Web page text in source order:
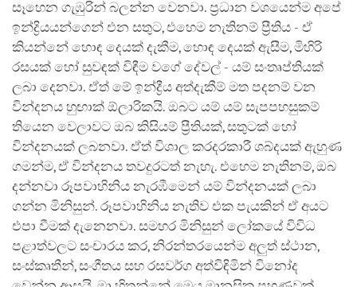
සෑහෙන ගැඹුරින් බලන්න වෙනවා. ප්‍රධාන වශයෙන්ම අපේ
ඉන්ද්‍රියයන්ගෙන් එන සතුට, එහෙම නැතිනම් ප්‍රීතිය - ඒ
කියන්නේ හොඳ දෙයක් දැකීම, හොඳ දෙයක් ඇසීම, මිහිරි
රසයක් හෝ සුවඳක් විඳීම වගේ දේවල් - යම් සංතෘප්තියක්
ලබා දෙනවා. ඒත් මේ ඉන්ද්‍රීය අත්දැකීම් මත පදනම් වන
වින්දනය හුඟාක් ඕලාරිකයි. ඔබට යම් යම් සැපපහසුකම්
තියෙන වෙලාවට ඔබ කිසියම් ප්‍රීතියක්, සතුටක් හෝ
වින්දනයක් ලබනවා. ඒත් විශාල කරදරකාරී ශබ්දයක් ඇහුණ
ගමන්ම, ඒ වින්දනය තවදුරටත් නැහැ. එහෙම නැතිනම්, ඔබ
දන්නවා රූපවාහිනිය නැරඹීමෙන් යම් වින්දනයක් ලබා
ගන්න මිනිසුන්. රූපවාහිනිය නැතිව එක පැයකින් ඒ අයට
එපා වීමක් දැනෙනවා. සමහර මිනිසුන් ලෝකයේ විවිධ
පළාත්වලට සංචාරය කර, නිරන්තරයෙන්ම අලුත් ස්ථාන,
සංස්කෘතීන්, සංගීතය සහ රසවර්ග අත්විඳිමින් විනෝද